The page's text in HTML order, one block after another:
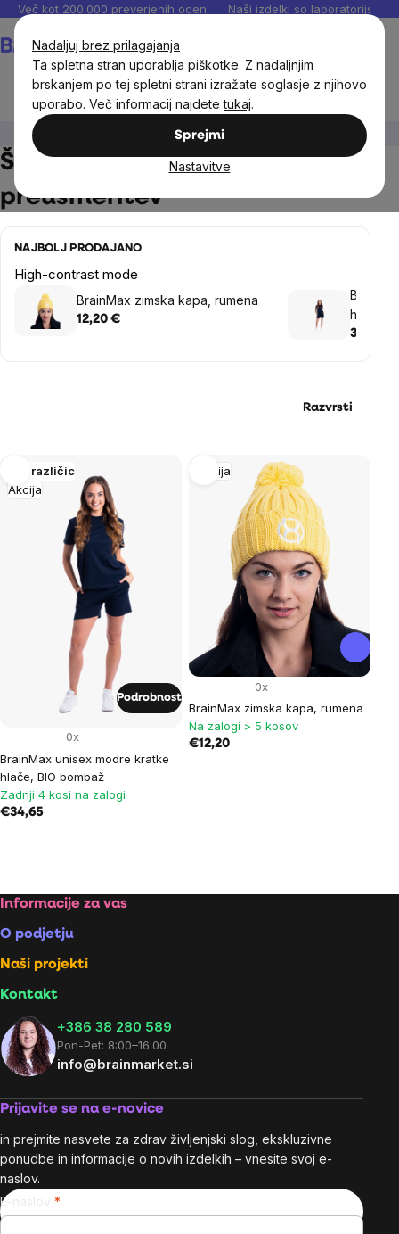
Nadaljuj brez prilagajanja
Ta spletna stran uporablja piškotke. Z nadaljnjim
brskanjem po tej spletni strani izražate soglasje z njihovo
uporabo. Več informacij najdetetukaj.
Sprejmi
Nastavitve
Preskoči
vsebino
Več kot 200.000 preverjenih ocen Naši izdelki so laboratorijsko
Športna oblačila za ženske
Športna oblačila za ženske -
preusmeritev
NAJBOLJ PRODAJANO
High-contrast mode
BrainMax zimska kapa, rumena
12,20 €
hlače,
34,65 €
Razvrsti
List
of
products
Akcija
Več različic
BrainMax unisex modre kratke
hlače, BIO bombaž
0x
Zadnji 4 kosi na zalogi
€34,65
Podrobnost
Akcija
BrainMax zimska kapa, rumena
0x
Na zalogi > 5 kosov
€12,20
controls
Footer
Informacije za vas
O podjetju
Naši projekti
Kontakt
+386 38 280 589
Pon-Pet: 8:00–16:00
info@brainmarket.si
Prijavite se na e-novice
in prejmite nasvete za zdrav življenjski slog, ekskluzivne
ponudbe in informacije o novih izdelkih – vnesite svoj e-
naslov.
E-naslov